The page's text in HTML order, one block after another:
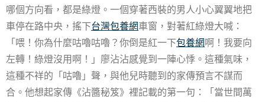
哪個方向看，都是綠燈。一個穿著西裝的男人小心翼翼地把
車停在路中央，搖下台灣包養網車窗，對著紅綠燈大喊：
「喂！你為什麼咕嚕咕嚕？你倒是紅一下包養網啊！我要向
左轉！綠燈沒用啊！」廖沾沾感覺到一陣心悸。這種氣味，
這種不祥的「咕嚕」聲，與他兒時聽到的家傳預言不謀而
合。他想起家傳《沾醬秘笈》裡記載的第一句：「當世間萬